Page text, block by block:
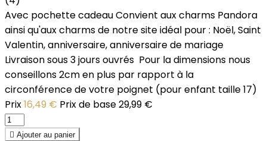
Avec pochette cadeau Convient aux charms Pandora
ainsi qu'aux charms de notre site idéal pour : Noël, Saint
Valentin, anniversaire, anniversaire de mariage
Livraison sous 3 jours ouvrés Pour la dimensions nous
conseillons 2cm en plus par rapport à la
circonférence de votre poignet (pour enfant taille 17)
Prix16,49 € Prix de base29,99 €
 Ajouter au panier